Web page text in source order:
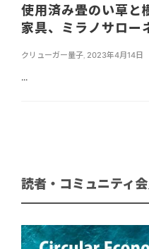
使用済み畳のい草と
家具、ミラノサロー
クリューガー量子 2023年4月14日
...
読者・コミュニティ会